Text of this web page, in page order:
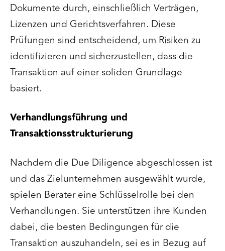
Dokumente durch, einschließlich Verträgen,
Lizenzen und Gerichtsverfahren. Diese
Prüfungen sind entscheidend, um Risiken zu
identifizieren und sicherzustellen, dass die
Transaktion auf einer soliden Grundlage
basiert.
Verhandlungsführung und
Transaktionsstrukturierung
Nachdem die Due Diligence abgeschlossen ist
und das Zielunternehmen ausgewählt wurde,
spielen Berater eine Schlüsselrolle bei den
Verhandlungen. Sie unterstützen ihre Kunden
dabei, die besten Bedingungen für die
Transaktion auszuhandeln, sei es in Bezug auf